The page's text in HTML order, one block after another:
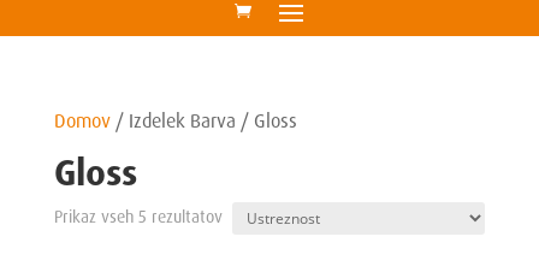
Domov/ Izdelek Barva / Gloss
Gloss
Prikaz vseh 5 rezultatov